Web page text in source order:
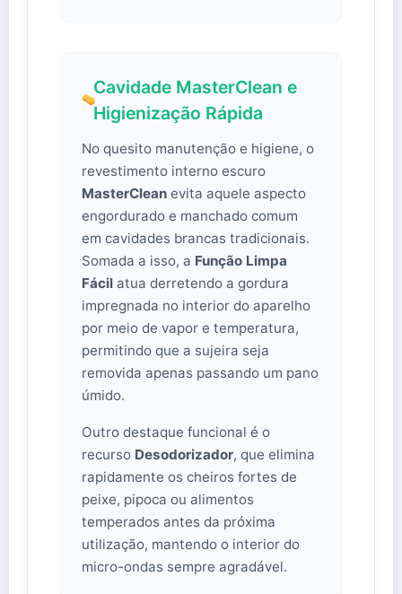
Cavidade MasterClean e
Higienização Rápida
No quesito manutenção e higiene, o
revestimento interno escuro
MasterClean evita aquele aspecto
engordurado e manchado comum
em cavidades brancas tradicionais.
Somada a isso, a Função Limpa
Fácil atua derretendo a gordura
impregnada no interior do aparelho
por meio de vapor e temperatura,
permitindo que a sujeira seja
removida apenas passando um pano
úmido.
Outro destaque funcional é o
recurso Desodorizador, que elimina
rapidamente os cheiros fortes de
peixe, pipoca ou alimentos
temperados antes da próxima
utilização, mantendo o interior do
micro-ondas sempre agradável.